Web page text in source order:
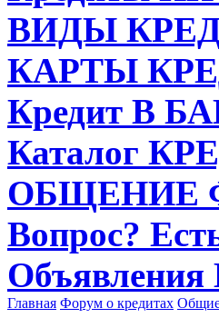
ВИДЫ
КАРТЫ
Кредит В
Каталог
ОБЩЕНИЕ
Вопрос?
Объявления
Главная Форум о кредитах Общие